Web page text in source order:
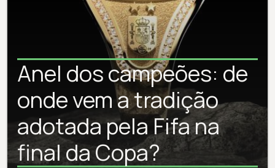
Anel dos campeões: de
onde vem a tradição
adotada pela Fifa na
final da Copa?